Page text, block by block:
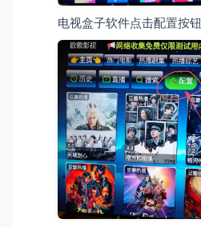
电视盒子软件点击配置按钮